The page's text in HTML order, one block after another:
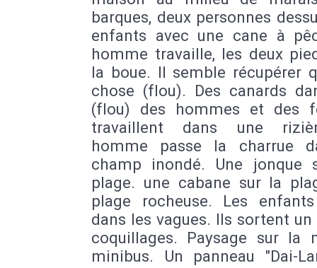
barques, deux personnes
enfants avec une cane à
homme travaille, les deux
la boue. Il semble récupérer
chose (flou). Des canards
(flou) des hommes et des
travaillent dans une
homme passe la charrue
champ inondé. Une jonque
plage. une cabane sur la
plage rocheuse. Les
dans les vagues. Ils sortent un
coquillages. Paysage sur la
minibus. Un panneau "Dai-